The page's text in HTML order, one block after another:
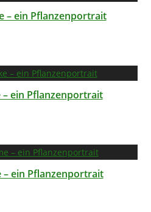
– ein Pflanzenportrait
– ein Pflanzenportrait
– ein Pflanzenportrait